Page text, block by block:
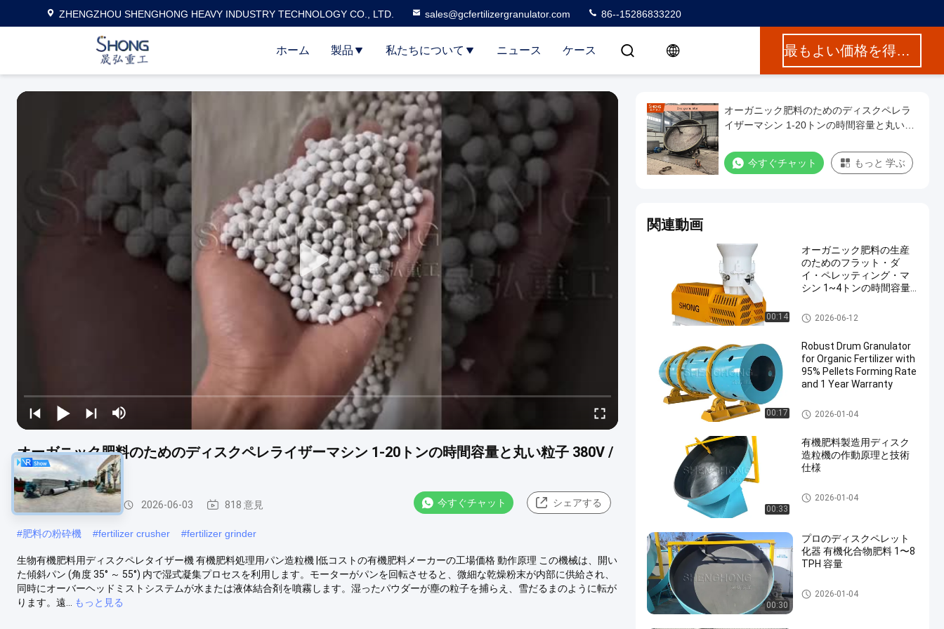
ZHENGZHOU SHENGHONG HEAVY INDUSTRY TECHNOLOGY CO., LTD. sales@gcfertilizergranulator.com 86--15286833220
ホーム 製品 私たちについて ニュース ケース 最もよい価格を得なさい
オーガニック肥料のためのディスクペレライザーマシン 1-20トンの時間容量と丸い粒子 380V /
50Hz
有機肥料の造粒機 2026-06-03 818 意見 今すぐチャット シェアする
#肥料の粉砕機 #fertilizer crusher #fertilizer grinder
生物有機肥料用ディスクペレタイザー機 有機肥料処理用パン造粒機 |低コストの有機肥料メーカーの工場価格 動作原理 この機械は、開い
た傾斜パン (角度 35° ～ 55°) 内で湿式凝集プロセスを利用します。モーターがパンを回転させると、微細な乾燥粉末が内部に供給され、
同時にオーバーヘッドミストシステムが水または液体結合剤を噴霧します。湿ったパウダーが塵の粒子を捕らえ、雪だるまのように転が
ります。遠...
もっと見る
オーガニック肥料のためのディスクペレラ
イザーマシン 1-20トンの時間容量と丸い粒
今すぐチャット もっと 学ぶ
関連動画
00:14
オーガニック肥料の生産
のためのフラット・ダ
イ・ペレッティング・マ
シン 1~4トンの時間容量
有機肥料の造粒機
2026-06-12
00:17
Robust Drum Granulator
for Organic Fertilizer with
95% Pellets Forming Rate
and 1 Year Warranty
有機肥料の造粒機
2026-01-04
00:33
有機肥料製造用ディスク
造粒機の作動原理と技術
仕様
有機肥料の造粒機
2026-01-04
00:30
プロのディスクペレット
化器 有機化合物肥料 1〜8
TPH 容量
有機肥料の造粒機
2026-01-04